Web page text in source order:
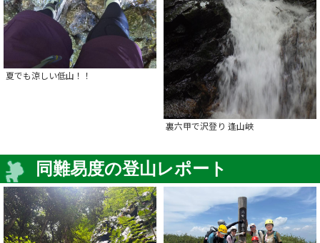
夏でも涼しい低山！！
裏六甲で沢登り 逢山峡
同難易度の登山レポート